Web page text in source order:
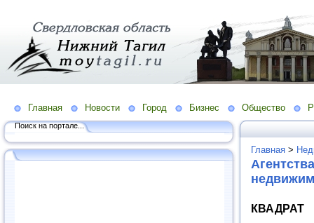
Главная Новости Город Бизнес Общество
Поиск на портале...
Главная >
КВАДРАТ